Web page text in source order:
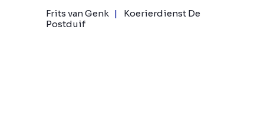
Frits van Genk
Koerierdienst De
Postduif